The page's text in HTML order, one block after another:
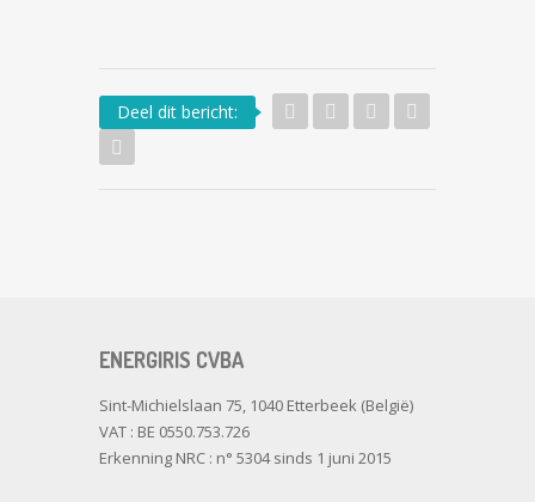
Deel dit bericht:
ENERGIRIS CVBA
Sint-Michielslaan 75, 1040 Etterbeek (België)
VAT : BE 0550.753.726
Erkenning NRC : n° 5304 sinds 1 juni 2015